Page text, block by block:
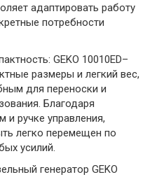
адаптировать работу
потребности
GEKO 10010ED–
размеры и легкий вес,
для переноски и
Благодаря
и ручке управления,
легко перемещен по
усилий.
генератор GEKO